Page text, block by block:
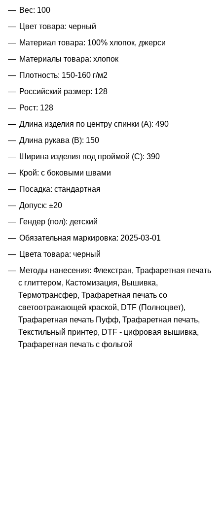
Вес: 100
Цвет товара: черный
Материал товара: 100% хлопок, джерси
Материалы товара: хлопок
Плотность: 150-160 г/м2
Российский размер: 128
Рост: 128
Длина изделия по центру спинки (A): 490
Длина рукава (B): 150
Ширина изделия под проймой (С): 390
Крой: с боковыми швами
Посадка: стандартная
Допуск: ±20
Гендер (пол): детский
Обязательная маркировка: 2025-03-01
Цвета товара: черный
Методы нанесения: Флекстран, Трафаретная печать
с глиттером, Кастомизация, Вышивка,
Термотрансфер, Трафаретная печать со
светоотражающей краской, DTF (Полноцвет),
Трафаретная печать Пуфф, Трафаретная печать,
Текстильный принтер, DTF - цифровая вышивка,
Трафаретная печать с фольгой